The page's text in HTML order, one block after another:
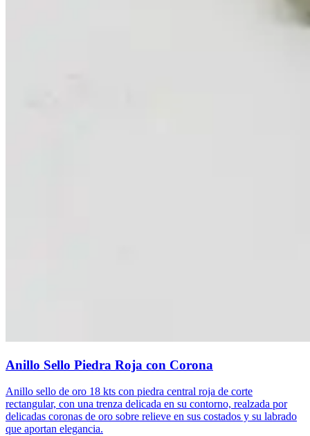
Anillo Sello Piedra Roja con Corona
Anillo sello de oro 18 kts con piedra central roja de corte
rectangular, con una trenza delicada en su contorno, realzada por
delicadas coronas de oro sobre relieve en sus costados y su labrado
que aportan elegancia.